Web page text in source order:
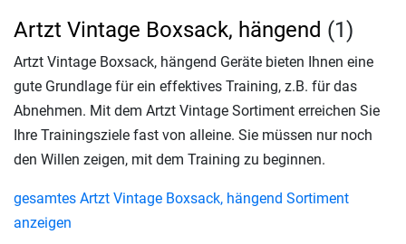
Artzt Vintage Boxsack, hängend (1)
Artzt Vintage Boxsack, hängend Geräte bieten Ihnen eine
gute Grundlage für ein effektives Training, z.B. für das
Abnehmen. Mit dem Artzt Vintage Sortiment erreichen Sie
Ihre Trainingsziele fast von alleine. Sie müssen nur noch
den Willen zeigen, mit dem Training zu beginnen.
gesamtes Artzt Vintage Boxsack, hängend Sortiment
anzeigen